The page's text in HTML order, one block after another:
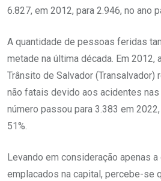
6.827, em 2012, para 2.946, no ano
A quantidade de pessoas feridas
metade na última década. Em 2012,
Trânsito de Salvador (Transalvador)
não fatais devido aos acidentes
número passou para 3.383 em
51%.
Levando em consideração apenas
emplacados na capital, percebe-se